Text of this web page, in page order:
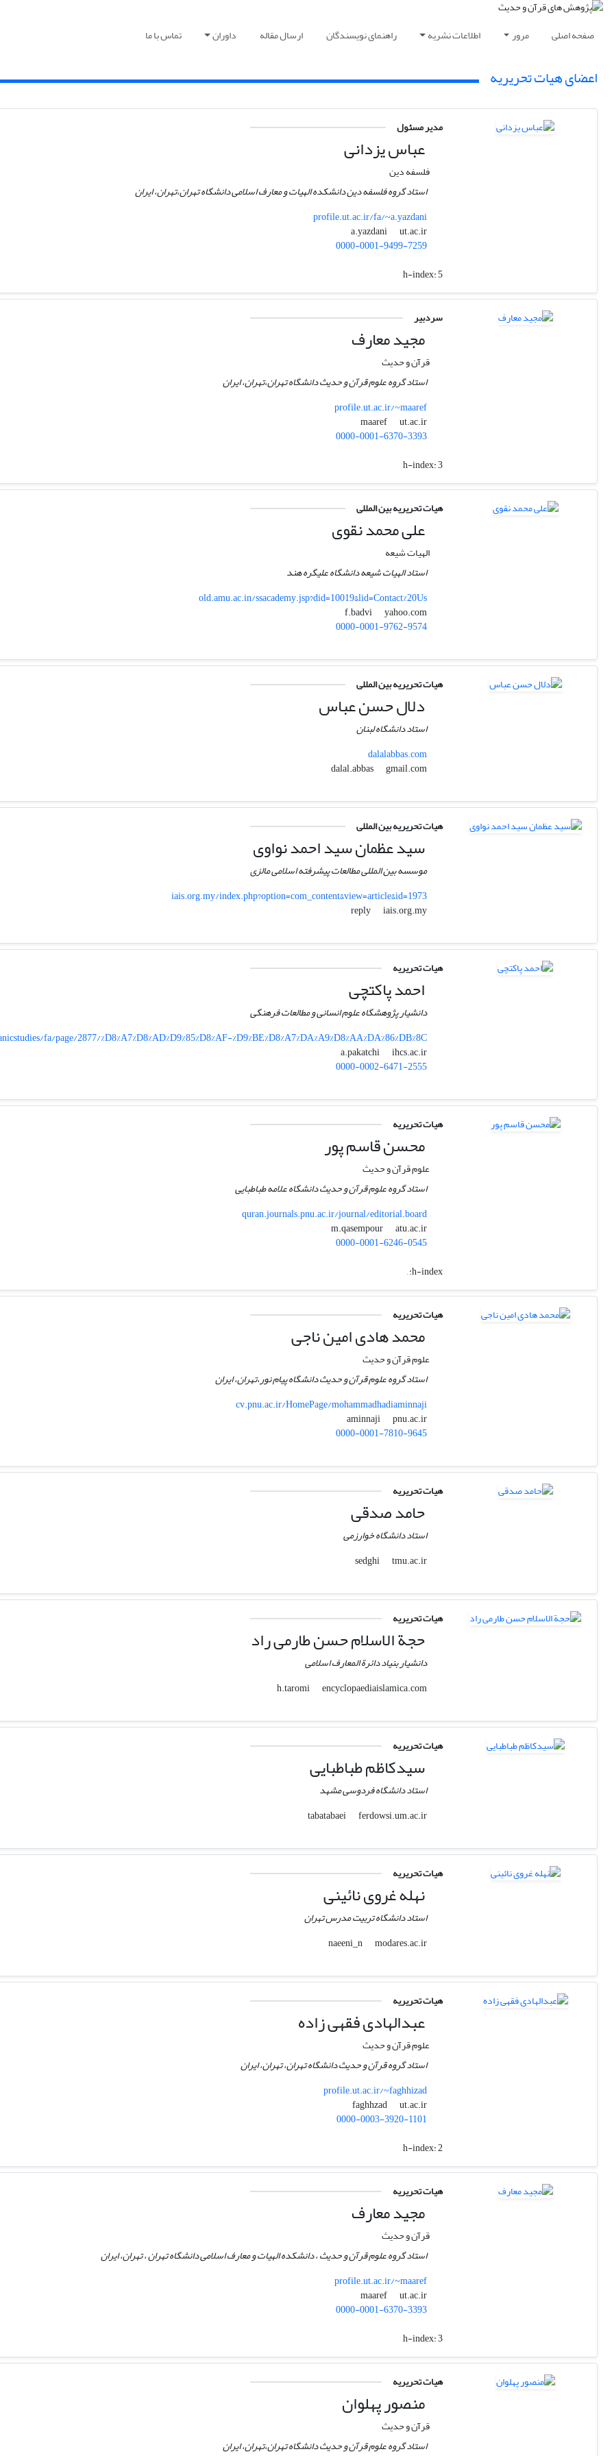
صفحه اصلی مرور اطلاعات نشریه راهنمای نویسندگان ارسال مقاله داوران تماس با ما
اعضای هیات تحریریه
مدیر مسئول
عباس یزدانی
فلسفه دین
استاد گروه فلسفه دین دانشکده الهیات و معارف اسلامی دانشگاه تهران،تهران، ایران
profile.ut.ac.ir/fa/~a.yazdani
a.yazdani
ut.ac.ir
0000-0001-9499-7259
h-index:5
سردبیر
مجید معارف
قرآن و حدیث
استاد گروه علوم قرآن و حدیث دانشگاه تهران،تهران، ایران
profile.ut.ac.ir/~maaref
maaref
ut.ac.ir
0000-0001-6370-3393
h-index:3
هیات تحریریه بین المللی
علی محمد نقوی
الهیات شیعه
استاد الهیات شیعه دانشگاه علیگره هند
old.amu.ac.in/ssacademy.jsp?did=10019&lid=Contact%20Us
f.badvi
yahoo.com
0000-0001-9762-9574
هیات تحریریه بین المللی
دلال حسن عباس
استاد دانشگاه لبنان
dalalabbas.com
dalal.abbas
gmail.com
هیات تحریریه بین المللی
سید عظمان سید احمد نواوی
موسسه بین المللی مطالعات پیشرفته اسلامی مالزی
iais.org.my/index.php?option=com_content&view=article&id=1973
reply
iais.org.my
هیات تحریریه
احمد پاکتچی
دانشیار پژوهشگاه علوم انسانی و مطالعات فرهنگی
fa/page/2877/%D8%A7%D8%AD%D9%85%D8%AF-%D9%BE%D8%A7%DA%A9%D8%AA%DA%86%DB%8C
a.pakatchi
ihcs.ac.ir
0000-0002-6471-2555
هیات تحریریه
محسن قاسم پور
علوم قرآن و حدیث
استاد گروه علوم قرآن و حدیث دانشگاه علامه طباطبایی
quran.journals.pnu.ac.ir/journal/editorial.board
m.qasempour
atu.ac.ir
0000-0001-6246-0545
h-index:
,
هیات تحریریه
محمد هادی امین ناجی
علوم قرآن و حدیث
استاد گروه علوم قرآن و حدیث دانشگاه پیام نور،تهران، ایران
cv.pnu.ac.ir/HomePage/mohammadhadiaminnaji
aminnaji
pnu.ac.ir
0000-0001-7810-9645
هیات تحریریه
حامد صدقی
استاد دانشگاه خوارزمی
sedghi
tmu.ac.ir
هیات تحریریه
حجة الاسلام حسن طارمی راد
دانشیار بنیاد دائرة المعارف اسلامی
h.taromi
encyclopaediaislamica.com
هیات تحریریه
سیدکاظم طباطبایی
استاد دانشگاه فردوسی مشهد
tabatabaei
ferdowsi.um.ac.ir
هیات تحریریه
نهله غروی نائینی
استاد دانشگاه تربیت مدرس تهران
naeeni_n
modares.ac.ir
هیات تحریریه
عبدالهادی فقهی زاده
علوم قرآن و حدیث
استاد گروه قرآن و حدیث دانشگاه تهران، تهران، ایران
profile.ut.ac.ir/~faghhizad
faghhzad
ut.ac.ir
0000-0003-3920-1101
h-index:2
هیات تحریریه
مجید معارف
قرآن و حدیث
استاد گروه علوم قرآن و حدیث ، دانشکده الهیات و معارف اسلامی دانشگاه تهران ، تهران، ایران
profile.ut.ac.ir/~maaref
maaref
ut.ac.ir
0000-0001-6370-3393
h-index:3
هیات تحریریه
منصور پهلوان
قرآن و حدیث
استاد گروه علوم قرآن و حدیث دانشگاه تهران،تهران، ایران